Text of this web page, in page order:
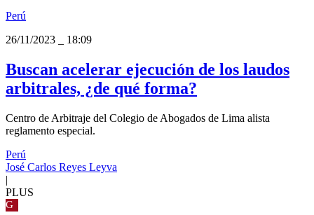
Perú
26/11/2023
18:09
Buscan acelerar ejecución de los laudos
arbitrales, ¿de qué forma?
Centro de Arbitraje del Colegio de Abogados de Lima alista
reglamento especial.
Perú
José Carlos Reyes Leyva
|
PLUS
G